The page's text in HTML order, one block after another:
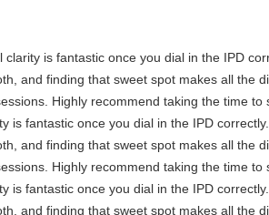
clarity is fantastic once you dial in the IPD
and finding that sweet spot makes all the
Highly recommend taking the time to
is fantastic once you dial in the IPD
and finding that sweet spot makes all the
Highly recommend taking the time to
is fantastic once you dial in the IPD
and finding that sweet spot makes all the